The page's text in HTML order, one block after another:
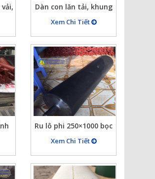
Dàn con lăn tải, khung
dàn con lăn tải hàng,
khung con lăn tải…
Xem Chi Tiết
Ru lô phi 250×1000 bọc
cao su, lô kéo băng tải
bọc cao su
Xem Chi Tiết